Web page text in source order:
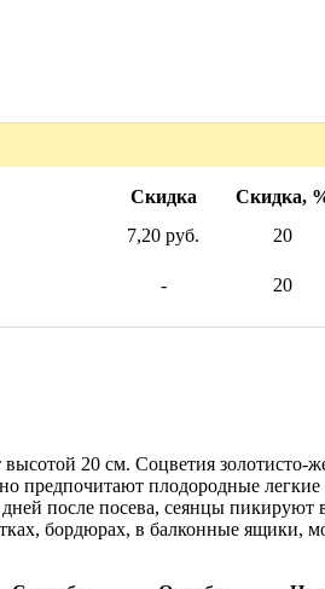
Скидка Скидка,
7,20 руб. 20
- 20
20 см. Соцветия золотисто-
предпочитают плодородные
после посева, сеянцы пикируют
бордюрах, в балконные ящики,